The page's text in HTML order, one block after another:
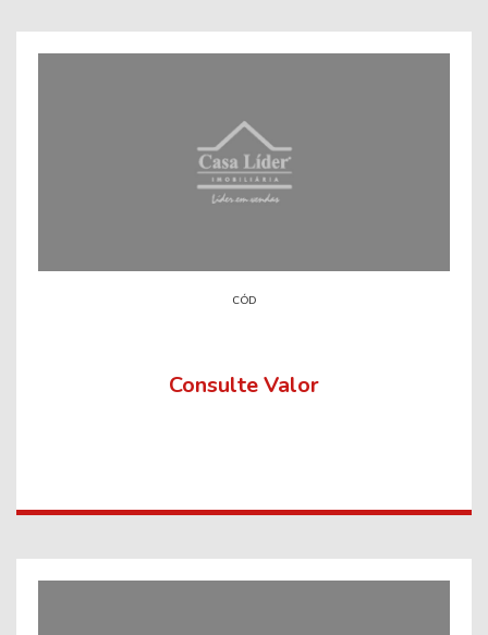
CÓD
Consulte Valor